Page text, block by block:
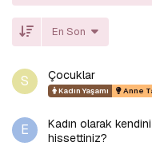
En Son
S Çocuklar
Kadın Yaşamı Anne
E
Kadın olarak
hissettiniz?